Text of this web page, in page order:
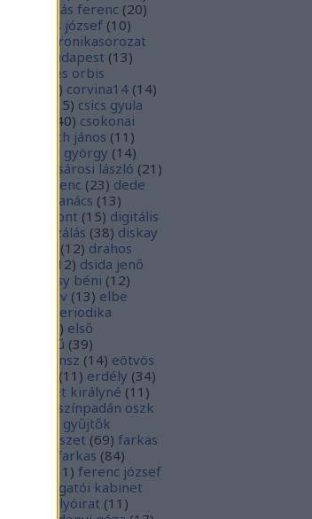
bordás ferenc (20)
borsos józsef (10)
Budaikronikasorozat
budapest (13)
civitates orbis
) corvina14 (14)
15) csics gyula
40) csokonai
damjanich jános (11 )
danku györgy (14)
deák-sárosi lászló (21 )
deák ferenc (23) dede
tanács (13)
központ (15) digitális
digitalizálás (38) diskay
(12) drahos
12) dsida jenő
egressy béni (12)
ekönyv (13) elbe
periodika
) első
emlékmű (39)
ensz (14) eötvös
(11 ) erdély (34)
erzsébet királyné (11 )
európa színpadán oszk
ex libris gyűjtők
fametszet (69) farkas
gábor farkas (84)
11 ) ferenc józsef
főigazgatói kabinet
folyóirat (11 )